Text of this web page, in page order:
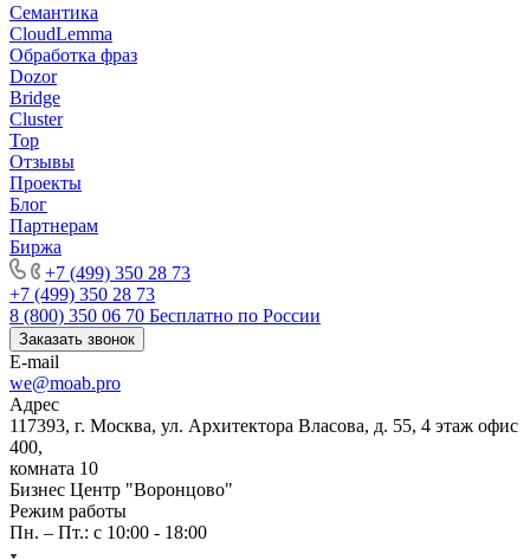
Семантика
CloudLemma
Обработка фраз
Dozor
Bridge
Cluster
Top
Отзывы
Проекты
Блог
Партнерам
Биржа
+7 (499) 350 28 73
+7 (499) 350 28 73
8 (800) 350 06 70 Бесплатно по России
Заказать звонок
E-mail
we@moab.pro
Адрес
117393, г. Москва, ул. Архитектора Власова, д. 55, 4 этаж офис
400,
комната 10
Бизнес Центр "Воронцово"
Режим работы
Пн. – Пт.: с 10:00 - 18:00